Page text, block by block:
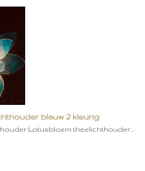
blauw 2 kleurig
Lotusbloem theelichthouder…